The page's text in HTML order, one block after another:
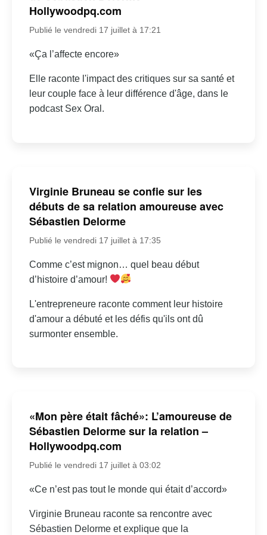
Hollywoodpq.com
Publié le vendredi 17 juillet à 17:21
«Ça l’affecte encore»
Elle raconte l'impact des critiques sur sa santé et
leur couple face à leur différence d'âge, dans le
podcast Sex Oral.
Virginie Bruneau se confie sur les
débuts de sa relation amoureuse avec
Sébastien Delorme
Publié le vendredi 17 juillet à 17:35
Comme c’est mignon… quel beau début
d’histoire d’amour!
L'entrepreneure raconte comment leur histoire
d'amour a débuté et les défis qu'ils ont dû
surmonter ensemble.
«Mon père était fâché»: L’amoureuse de
Sébastien Delorme sur la relation –
Hollywoodpq.com
Publié le vendredi 17 juillet à 03:02
«Ce n’est pas tout le monde qui était d’accord»
Virginie Bruneau raconte sa rencontre avec
Sébastien Delorme et explique que la